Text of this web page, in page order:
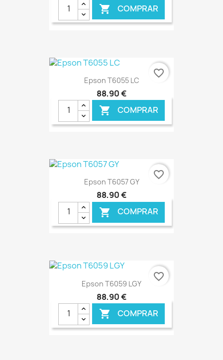
 COMPRAR
€ ONLINE
Epson T6055 LC
88,90 €
 COMPRAR
€ ONLINE
favorite_border
Epson T6057 GY
88,90 €
 COMPRAR
€ ONLINE
favorite_border
Epson T6059 LGY
88,90 €
 COMPRAR
favorite_border